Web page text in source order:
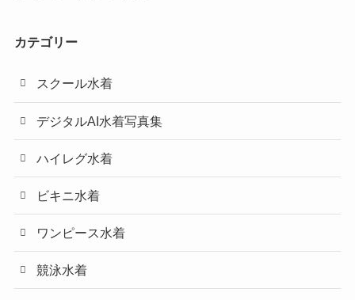
カテゴリー
スクール水着
デジタルAI水着写真集
ハイレグ水着
ビキニ水着
ワンピース水着
競泳水着